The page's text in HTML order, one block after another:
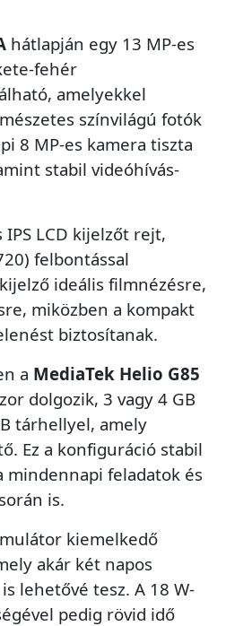
hátlapján egy 13 MP-es
fehér
amelyekkel
színvilágú fotók
8 MP-es kamera tiszta
stabil videóhívás-
IPS LCD kijelzőt rejt,
felbontással
ideális filmnézésre,
miközben a kompakt
biztosítanak.
a MediaTek Helio G85
dolgozik, 3 vagy 4 GB
tárhellyel, amely
Ez a konfiguráció stabil
feladatok és
is.
kiemelkedő
akár két napos
lehetővé tesz. A 18 W-
pedig rövid idő